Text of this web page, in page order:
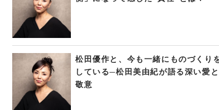
松田優作と、今も一緒にものづくり
している─松田美由紀が語る深い愛と
敬意